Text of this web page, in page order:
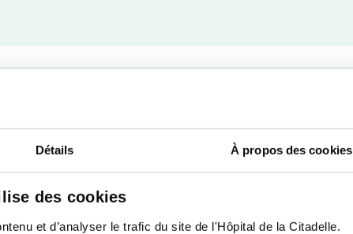
Détails À propos des cookies
des cookies
et d’analyser le trafic du site de l'Hôpital de la Citadelle.